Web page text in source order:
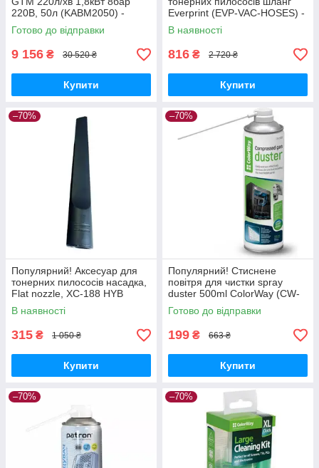
220В, 50л (KABM2050) -
Краща якість тільки на
Nukleon.com.ua
Готово до відправки
9 156 ₴ 30 520 ₴
Купити
Everprint (EVP-VAC-HOSES) -
Краща якість тільки на
Nukleon.com.ua
В наявності
816 ₴ 2 720 ₴
Купити
–70%
Популярний! Аксесуар для
тонерних пилососів насадка,
Flat nozzle, XC-188 HYB
(BR188-U) — Найкраща
якість тільки на
Nukleon.com.ua
В наявності
315 ₴ 1 050 ₴
Купити
–70%
Популярний! Стиснене
повітря для чистки spray
duster 500ml ColorWay (CW-
3333) - Краща якість тільки
на Nukleon.com.ua
Готово до відправки
199 ₴ 663 ₴
Купити
–70% –70%